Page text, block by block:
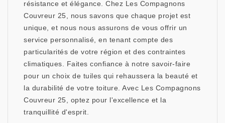
résistance et élégance. Chez Les Compagnons
Couvreur 25, nous savons que chaque projet est
unique, et nous nous assurons de vous offrir un
service personnalisé, en tenant compte des
particularités de votre région et des contraintes
climatiques. Faites confiance à notre savoir-faire
pour un choix de tuiles qui rehaussera la beauté et
la durabilité de votre toiture. Avec Les Compagnons
Couvreur 25, optez pour l'excellence et la
tranquillité d'esprit.